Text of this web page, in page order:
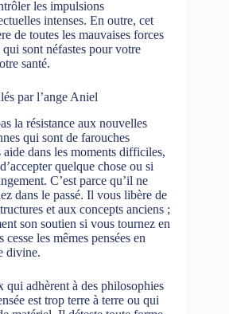
les impulsions
intenses. En outre, cet
de toutes les mauvaises forces
sont néfastes pour votre
santé.
par l’ange Aniel
la résistance aux nouvelles
qui sont de farouches
dans les moments difficiles,
quelque chose ou si
C’est parce qu’il ne
dans le passé. Il vous libère de
et aux concepts anciens ;
son soutien si vous tournez en
cesse les mêmes pensées en
divine.
qui adhèrent à des philosophies
est trop terre à terre ou qui